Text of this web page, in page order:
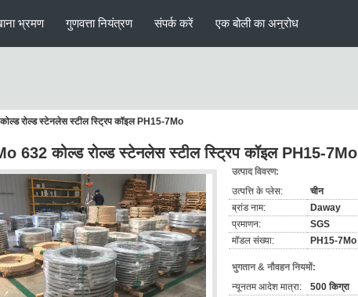
भ्रमण गुणवत्ता नियंत्रण संपर्क करें एक बोली का अनुरोध
रोल्ड स्टेनलेस स्टील स्ट्रिप कॉइल PH15-7Mo
632 कोल्ड रोल्ड स्टेनलेस स्टील स्ट्रिप कॉइल PH15-7Mo
उत्पाद विवरण:
उत्पत्ति के प्लेस:
चीन
ब्रांड नाम:
Daway
प्रमाणन:
SGS
मॉडल संख्या:
PH15-7Mo
भुगतान & नौवहन नियमों:
न्यूनतम आदेश मात्रा:
500 किग्रा